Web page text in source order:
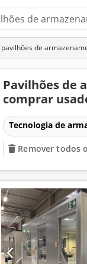
de
Pavilhões de
comprar
Tecnologia de
Remover todos